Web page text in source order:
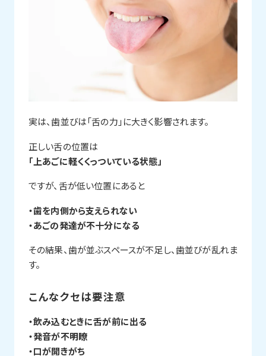
実は、歯並びは「舌の力」に大きく影響されます。
正しい舌の位置は
「上あごに軽くくっついている状態」
ですが、舌が低い位置にあると
・歯を内側から支えられない
・あごの発達が不十分になる
その結果、歯が並ぶスペースが不足し、歯並びが乱れま
す。
こんなクセは要注意
・飲み込むときに舌が前に出る
・発音が不明瞭
・口が開きがち